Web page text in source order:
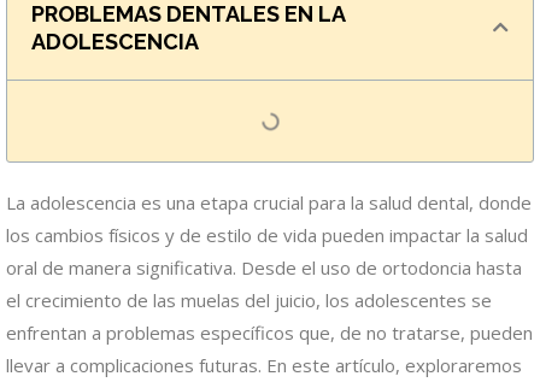
PROBLEMAS DENTALES EN LA
ADOLESCENCIA
La adolescencia es una etapa crucial para la salud dental, donde
los cambios físicos y de estilo de vida pueden impactar la salud
oral de manera significativa. Desde el uso de ortodoncia hasta
el crecimiento de las muelas del juicio, los adolescentes se
enfrentan a problemas específicos que, de no tratarse, pueden
llevar a complicaciones futuras. En este artículo, exploraremos